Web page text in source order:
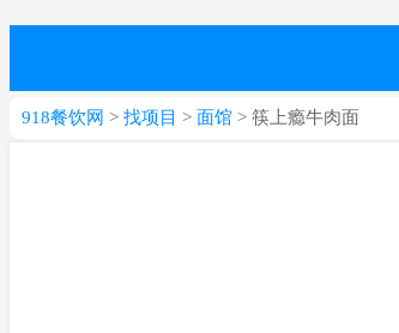
918餐饮网 > 找项目 > 面馆 > 筷上瘾牛肉面